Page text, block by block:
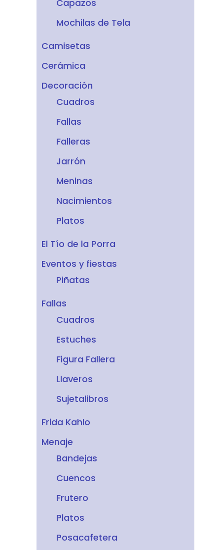
Capazos
Mochilas de Tela
Camisetas
Cerámica
Decoración
Cuadros
Fallas
Falleras
Jarrón
Meninas
Nacimientos
Platos
El Tío de la Porra
Eventos y fiestas
Piñatas
Fallas
Cuadros
Estuches
Figura Fallera
Llaveros
Sujetalibros
Frida Kahlo
Menaje
Bandejas
Cuencos
Frutero
Platos
Posacafetera